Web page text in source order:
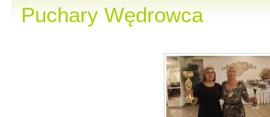
Puchary Wędrowca